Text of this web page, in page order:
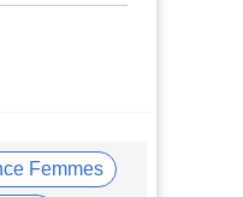
10:01
Femmes